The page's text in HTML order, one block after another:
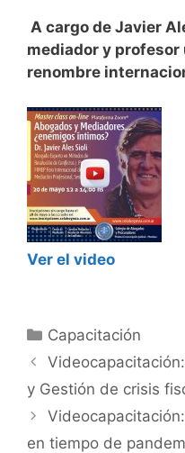
A cargo de Javier
mediador y
renombre
Ver el video
Categorías
Capacitación
y Gestión de crisis
en tiempo de